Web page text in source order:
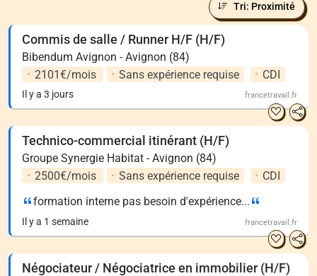
Tri: Proximité
Commis de salle / Runner H/F (H/F)
Bibendum Avignon - Avignon (84)
2101€/mois
Sans expérience requise CDI
Il y a 3 jours francetravail.fr
Technico-commercial itinérant (H/F)
Groupe Synergie Habitat - Avignon (84)
2500€/mois
Sans expérience requise
CDI
formation interne pas besoin d'expérience...
Il y a 1 semaine francetravail.fr
Négociateur / Négociatrice en immobilier (H/F)